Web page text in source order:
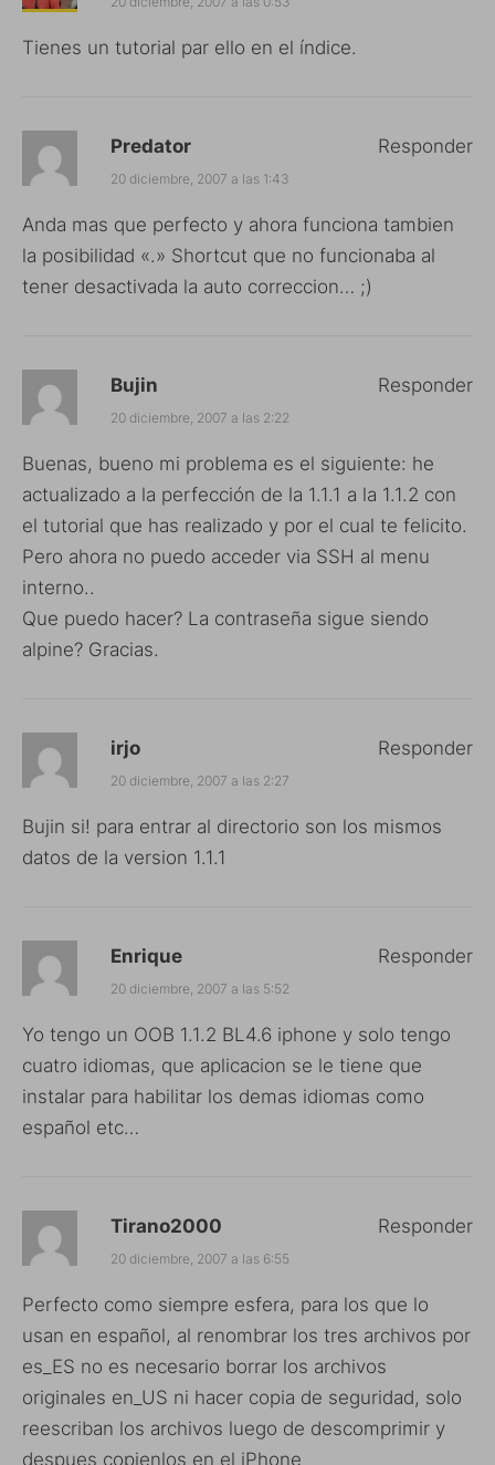
Tienes un tutorial par ello en el índice.
Predator
20 diciembre, 2007 a las 1:43
Anda mas que perfecto y ahora funciona tambien
la posibilidad «.» Shortcut que no funcionaba al
tener desactivada la auto correccion… ;)
Responder
Bujin
20 diciembre, 2007 a las 2:22
Buenas, bueno mi problema es el siguiente: he
actualizado a la perfección de la 1.1.1 a la 1.1.2 con
el tutorial que has realizado y por el cual te felicito.
Pero ahora no puedo acceder via SSH al menu
interno..
Que puedo hacer? La contraseña sigue siendo
alpine? Gracias.
Responder
irjo
20 diciembre, 2007 a las 2:27
Bujin si! para entrar al directorio son los mismos
datos de la version 1.1.1
Responder
Enrique
20 diciembre, 2007 a las 5:52
Yo tengo un OOB 1.1.2 BL4.6 iphone y solo tengo
cuatro idiomas, que aplicacion se le tiene que
instalar para habilitar los demas idiomas como
español etc…
Responder
Tirano2000
20 diciembre, 2007 a las 6:55
Perfecto como siempre esfera, para los que lo
usan en español, al renombrar los tres archivos por
es_ES no es necesario borrar los archivos
originales en_US ni hacer copia de seguridad, solo
reescriban los archivos luego de descomprimir y
despues copienlos en el iPhone
Responder